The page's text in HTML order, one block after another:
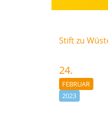
Stift zu
24.
FEBRUAR
2023